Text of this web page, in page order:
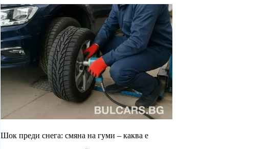
Шок преди снега: смяна на гуми – каква е